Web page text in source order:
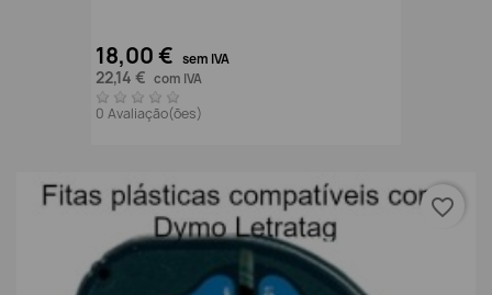
18,00 € sem IVA
22,14 € com IVA
0 Avaliação(ões)
favorite_border